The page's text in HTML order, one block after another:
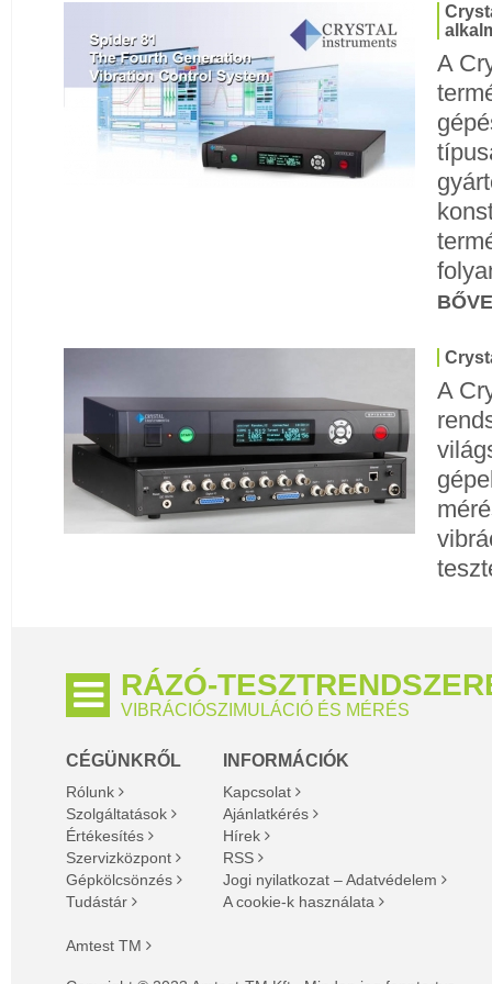
A
A
RÁZÓ-
VIBRÁCIÓSZIMULÁCIÓ ÉS MÉRÉS
CÉGÜNKRŐL
Rólunk
Szolgáltatások
Értékesítés
Szervizközpont
Gépkölcsönzés
Tudástár
Amtest TM
INFORMÁCIÓK
Kapcsolat
Ajánlatkérés
Hírek
RSS
Jogi nyilatkozat – Adatvédelem
A cookie-k használata